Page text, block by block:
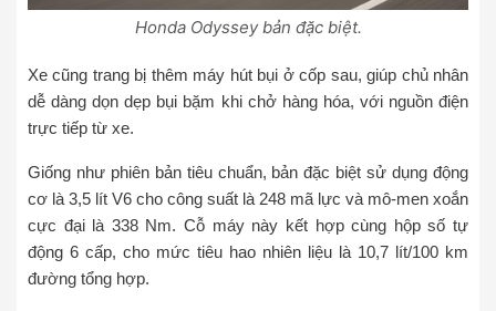
Honda Odyssey bản đặc biệt.
Xe cũng trang bị thêm máy hút bụi ở cốp sau, giúp chủ nhân
dễ dàng dọn dẹp bụi bặm khi chở hàng hóa, với nguồn điện
trực tiếp từ xe.
Giống như phiên bản tiêu chuẩn, bản đặc biệt sử dụng động
cơ là 3,5 lít V6 cho công suất là 248 mã lực và mô-men xoắn
cực đại là 338 Nm. Cỗ máy này kết hợp cùng hộp số tự
động 6 cấp, cho mức tiêu hao nhiên liệu là 10,7 lít/100 km
đường tổng hợp.